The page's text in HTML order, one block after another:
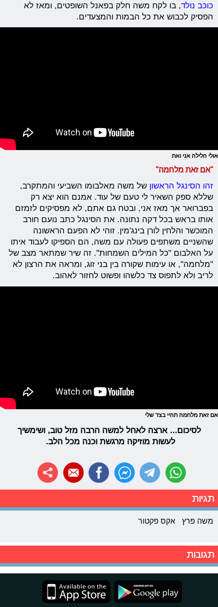
כוכב נולד, בו לקח משה חלק בפאנל השופטים, ומאז לא
הפסיק לכבוש את כל הבמות והמצעדים.
אולי הלילה אני ואת
"אם זאת מלחמה"
זהו הסינגל הראשון של משה מאלבומו השביעי והמתקרב,
שללא ספק השאיר לי טעם של עוד. אמנם הוא יצא רק
בפברואר אך מאז אני, ובטח גם אתם, לא מפסיקים לזמזם
אותו בראש בכל דקה נתונה. את הסינגל כתב נועם חורב
המוכשר והלחין לורן בינג'מין. זוהי לא הפעם הראשונה
שהשניים משתפים פעולה עם משה, הם הספיקו לעבוד איתו
על האלבום "כל המילים השמחות". זה שיר שמתאר מצב של
"מלחמה", או עימות שקורה בין בני זוג, ומראה את הרצון לא
לריב ולא לתפוס צד כלשהו ופשוט לחזור לאהוב.
אם זאת מלחמה תהיי בצד שלי
לסיכום... ארצה לאחל למשה הרבה מזל טוב, ושימשיך
לעשות מוזיקה מרגשת וכנה מכל הלב.
תגיות
משה פרץ אקס פקטור
תגובות